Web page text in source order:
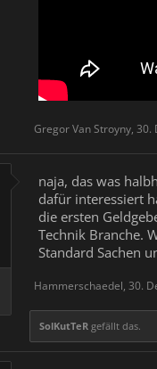
Gregor Van Stroyny, 30.
naja, das was
dafür interessiert
die ersten
Technik Branche.
Standard Sachen
Hammerschaedel, 30.
SolKutTeR gefällt das.